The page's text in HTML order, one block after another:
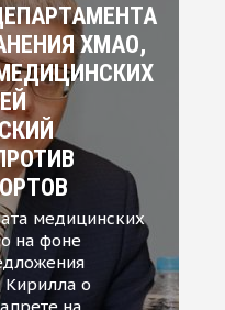
ХМАО,
медицинских
на фоне
о